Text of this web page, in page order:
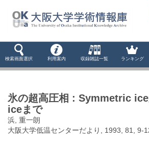
検索画面選択 利用案内 収録雑誌一覧 ランキング
氷の超高圧相 : Symmetric
iceまで
浜, 重一朗
大阪大学低温センターだより, 1993, 81, 9-